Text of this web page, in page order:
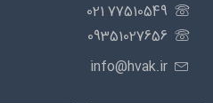
77510549 021
09351027656
info@hvak.ir